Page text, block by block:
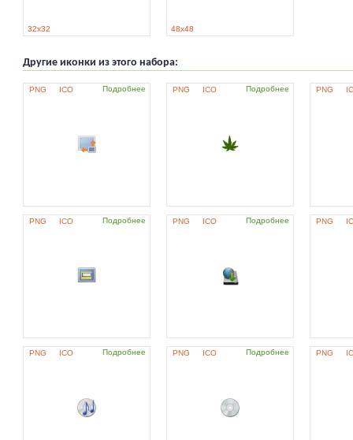
32x32 48x48
Другие иконки из этого набора:
PNG ICO Подробнее PNG ICO Подробнее PNG
PNG ICO Подробнее PNG ICO Подробнее PNG
PNG ICO Подробнее PNG ICO Подробнее PNG